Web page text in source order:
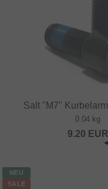
Salt "M7"
0.04 kg
9.20 EUR
NEU
SALE